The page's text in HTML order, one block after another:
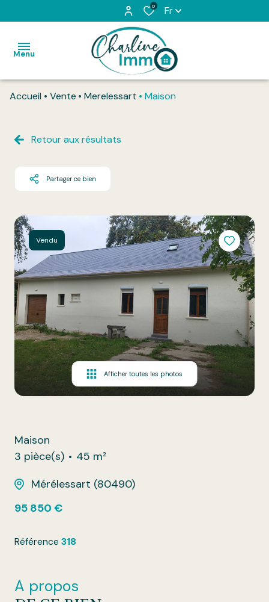
0 Fr
Menu
Acheter
L'équipe
Vendu
Honoraires
Contact
Accueil Vente Merelessart Maison
Retour aux résultats
Partager ce bien
Vendu
Afficher toutes les photos
Maison
3 pièce(s)
45 m²
Mérélessart (80490)
95 850 €
Référence 318
A propos